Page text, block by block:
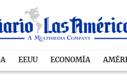
EEUU ECONOMÍA